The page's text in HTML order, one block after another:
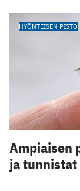
HYÖNTEISEN PISTO
Ampiaisen
ja